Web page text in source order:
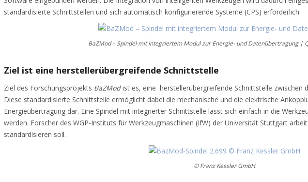
standardisierte Schnittstellen und sich automatisch konfigurierende Systeme (CPS) erforderlich.
BaZMod – Spindel mit integriertem Modul zur Energie- und Datenübertragung |
Ziel ist eine herstellerübergreifende Schnittstelle
Ziel des Forschungsprojekts BaZModist es, eine herstellerübergreifende Schnittstelle zwischen
Diese standardisierte Schnittstelle ermöglicht dabei die mechanische und die elektrische
Energieübertragung dar. Eine Spindel mit integrierter Schnittstelle lässt sich einfach in die
werden. Forscher des WGP-Instituts für Werkzeugmaschinen (IfW) der Universität Stuttgart
standardisieren soll.
© Franz Kessler GmbH